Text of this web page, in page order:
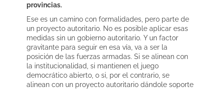
provincias.
Ese es un camino con formalidades, pero parte de
un proyecto autoritario. No es posible aplicar esas
medidas sin un gobierno autoritario. Y un factor
gravitante para seguir en esa vía, va a ser la
posición de las fuerzas armadas. Si se alinean con
la institucionalidad, si mantienen el juego
democrático abierto, o si, por el contrario, se
alinean con un proyecto autoritario dándole soporte